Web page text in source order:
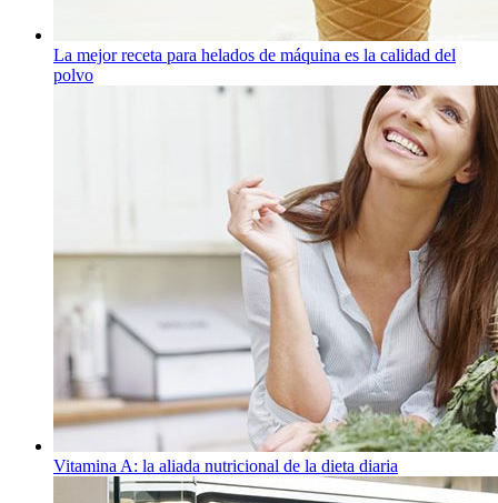
La mejor receta para helados de máquina es la calidad del
polvo
Vitamina A: la aliada nutricional de la dieta diaria